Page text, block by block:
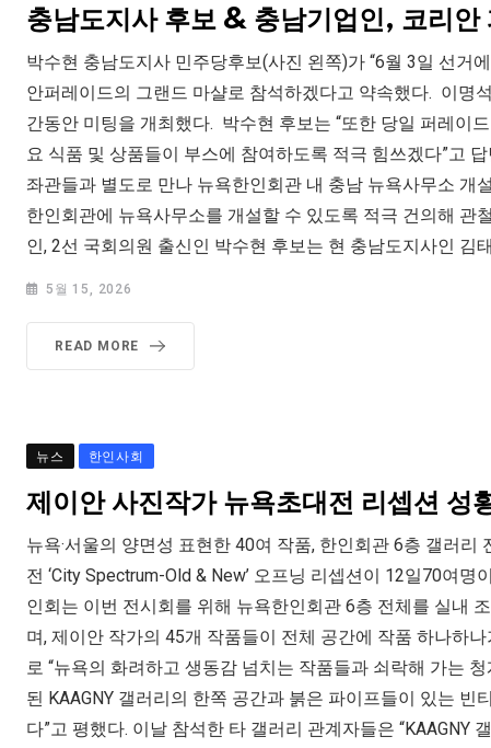
충남도지사 후보 & 충남기업인, 코리안
박수현 충남도지사 민주당후보(사진 왼쪽)가 “6월 3일 선거
안퍼레이드의 그랜드 마샬로 참석하겠다고 약속했다. 이명
간동안 미팅을 개최했다. 박수현 후보는 “또한 당일 퍼레이
요 식품 및 상품들이 부스에 참여하도록 적극 힘쓰겠다”고
좌관들과 별도로 만나 뉴욕한인회관 내 충남 뉴욕사무소 개
한인회관에 뉴욕사무소를 개설할 수 있도록 적극 건의해 관
인, 2선 국회의원 출신인 박수현 후보는 현 충남도지사인 김
5월 15, 2026
READ MORE
뉴스 한인사회
제이안 사진작가 뉴욕초대전 리셉션 성
뉴욕·서울의 양면성 표현한 40여 작품, 한인회관 6층 갤러
전 ‘City Spectrum-Old & New’ 오프닝 리셉션이 12일70여
인회는 이번 전시회를 위해 뉴욕한인회관 6층 전체를 실내
며, 제이안 작가의 45개 작품들이 전체 공간에 작품 하나하
로 “뉴욕의 화려하고 생동감 넘치는 작품들과 쇠락해 가는
된 KAAGNY 갤러리의 한쪽 공간과 붉은 파이프들이 있는
다”고 평했다. 이날 참석한 타 갤러리 관계자들은 “KAAGNY